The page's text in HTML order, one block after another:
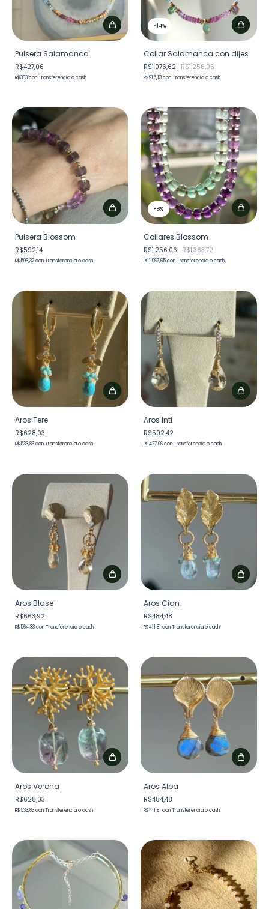
Pulsera Salamanca
R$427,06
R$363conTransferencia o cash
-14%
Collar Salamanca con dijes
R$1.076,62 R$1.256,06
R$915,13conTransferencia o cash
Pulsera Blossom
R$592,14
R$503,32conTransferencia o cash
-8%
Collares Blossom
R$1.256,06 R$1.363,72
R$1.067,65conTransferencia o cash
Aros Tere
R$628,03
R$533,83conTransferencia o cash
Aros Inti
R$502,42
R$427,06conTransferencia o cash
Aros Blase
R$663,92
R$564,33conTransferencia o cash
Aros Cian
R$484,48
R$411,81 conTransferencia o cash
Aros Verona
R$628,03
R$533,83conTransferencia o cash
Aros Alba
R$484,48
R$411,81 conTransferencia o cash